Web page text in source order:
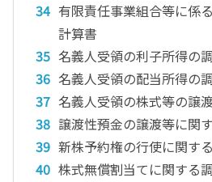
有限責任事業組合等に係
計算書
名義人受領の利子所得の
名義人受領の配当所得の
名義人受領の株式等の譲
譲渡性預金の譲渡等に関
新株予約権の行使に関す
株式無償割当てに関する